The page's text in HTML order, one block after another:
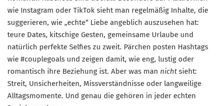
wie Instagram oder TikTok sieht man regelmäßig Inhalte, die
suggerieren, wie „echte“ Liebe angeblich auszusehen hat:
teure Dates, kitschige Gesten, gemeinsame Urlaube und
natürlich perfekte Selfies zu zweit. Pärchen posten Hashtags
wie #couplegoals und zeigen damit, wie eng, lustig oder
romantisch ihre Beziehung ist. Aber was man nichtsieht:
Streit, Unsicherheiten, Missverständnisse oder langweilige
Alltagsmomente. Und genau die gehören in jeder echten